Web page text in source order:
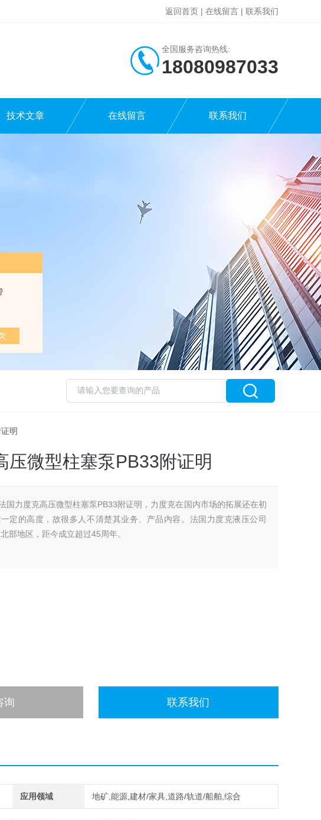
返回首页 | 在线留言 | 联系我们
全国服务咨询热线:
18080987033
技术文章 在线留言 联系我们
明
压微型柱塞泵PB33附证明
国力度克高压微型柱塞泵PB33附证明，力度克在国内市场的拓展还在初
定的高度，故很多人不清楚其业务、产品内容。法国力度克液压公司
部地区，距今成立超过45周年。
询 联系我们
应用领域 地矿,能源,建材/家具,道路/轨道/船舶,综合